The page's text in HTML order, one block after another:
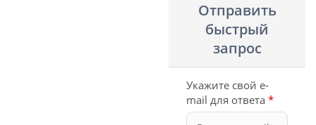
Отправить
быстрый
запрос
Укажите свой e-
mail для ответа *